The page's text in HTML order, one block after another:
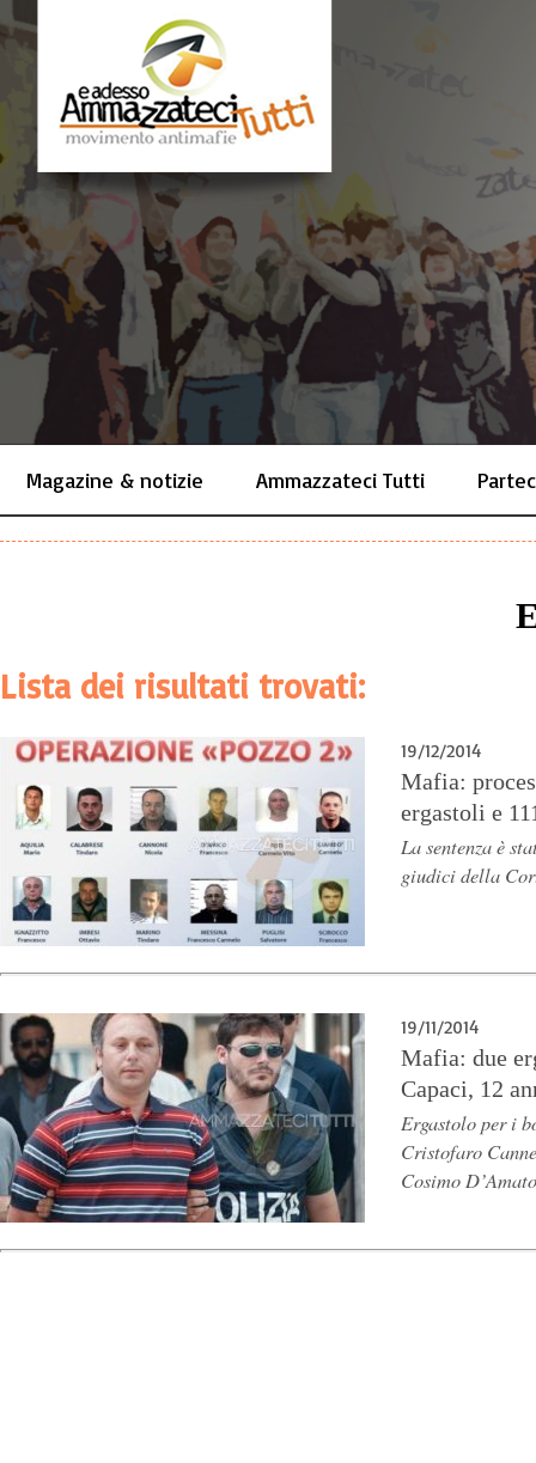
Magazine & notizie Ammazzateci Tutti
Lista dei risultati trovati:
19/12/2014
Mafia:
ergastoli e
La sentenza è
giudici della
19/11/2014
Mafia: due
Capaci, 12
Ergastolo per i
Cristofaro
Cosimo